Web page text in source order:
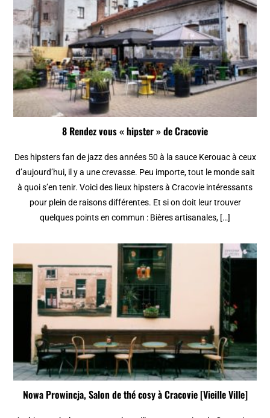
8 Rendez vous « hipster » de Cracovie
Des hipsters fan de jazz des années 50 à la sauce Kerouac à ceux
d’aujourd’hui, il y a une crevasse. Peu importe, tout le monde sait
à quoi s’en tenir. Voici des lieux hipsters à Cracovie intéressants
pour plein de raisons différentes. Et si on doit leur trouver
quelques points en commun : Bières artisanales, […]
Nowa Prowincja, Salon de thé cosy à Cracovie [Vieille Ville]